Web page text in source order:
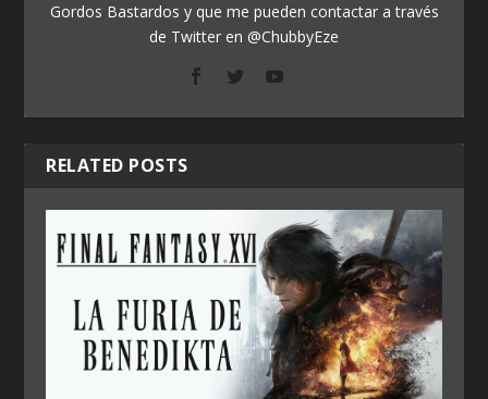
Gordos Bastardos y que me pueden contactar a través
de Twitter en @ChubbyEze
RELATED POSTS